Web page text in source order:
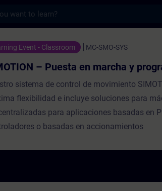
en marcha y
Event - Classroom MC-SMO-SYS
– Puesta en marcha y
sistema de control de movimiento
flexibilidad e incluye soluciones para
para aplicaciones basadas en
o basadas en accionamientos